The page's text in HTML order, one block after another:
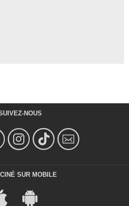
NOUS
SUR MOBILE